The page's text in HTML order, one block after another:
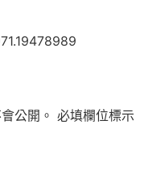
公開。 必填欄位標示